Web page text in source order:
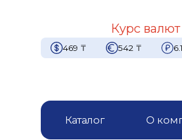
Курс валют
469 ₸ 542 ₸ 6.1
Каталог О